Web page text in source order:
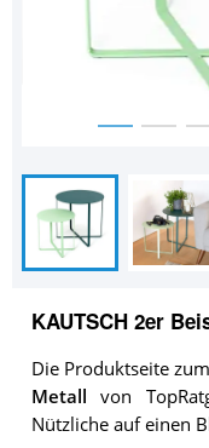
KAUTSCH 2er
Die Produktseite zum
Metall von
Nützliche auf einen